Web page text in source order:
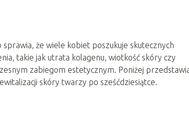
że wiele kobiet poszukuje skutecznych
takie jak utrata kolagenu, wiotkość skóry czy
zabiegom estetycznym. Poniżej
skóry twarzy po sześćdziesiątce.